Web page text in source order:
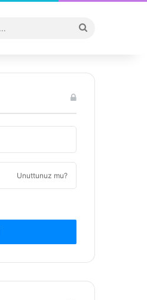
...
Unuttunuz mu?